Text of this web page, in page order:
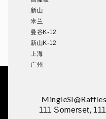
新山
米兰
曼谷K-12
新山K-12
上海
广州
111 Somerset,